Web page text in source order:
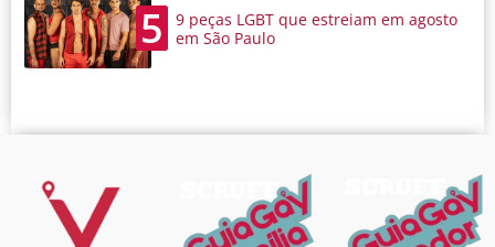
5
9 peças LGBT que estreiam em agosto
em São Paulo